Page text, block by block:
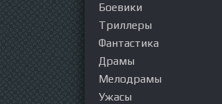
Боевики
Триллеры
Фантастика
Драмы
Мелодрамы
Ужасы